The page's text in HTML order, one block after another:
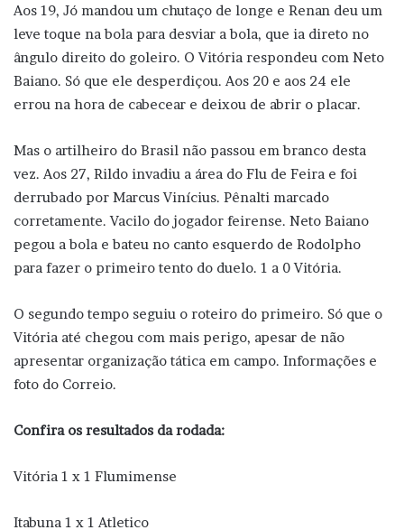
Aos 19, Jó mandou um chutaço de longe e Renan deu um
leve toque na bola para desviar a bola, que ia direto no
ângulo direito do goleiro. O Vitória respondeu com Neto
Baiano. Só que ele desperdiçou. Aos 20 e aos 24 ele
errou na hora de cabecear e deixou de abrir o placar.
Mas o artilheiro do Brasil não passou em branco desta
vez. Aos 27, Rildo invadiu a área do Flu de Feira e foi
derrubado por Marcus Vinícius. Pênalti marcado
corretamente. Vacilo do jogador feirense. Neto Baiano
pegou a bola e bateu no canto esquerdo de Rodolpho
para fazer o primeiro tento do duelo. 1 a 0 Vitória.
O segundo tempo seguiu o roteiro do primeiro. Só que o
Vitória até chegou com mais perigo, apesar de não
apresentar organização tática em campo. Informações e
foto do Correio.
Confira os resultados da rodada:
Vitória 1 x 1 Flumimense
Itabuna 1 x 1 Atletico